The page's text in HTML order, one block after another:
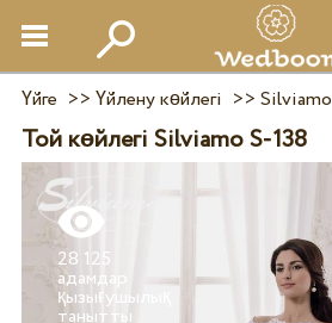
Үйге >> Үйлену көйлегі >> Silviamo
Той көйлегі Silviamo S-138
28 125
адамдар
қызығушылық